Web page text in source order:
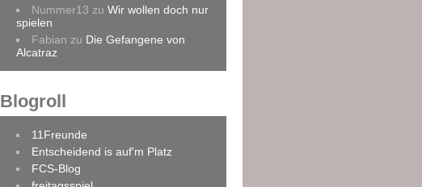
Nummer13 zuWir wollen doch nur
spielen
Fabian zu Die Gefangene von
Alcatraz
Blogroll
11Freunde
Entscheidend is auf'm Platz
FCS-Blog